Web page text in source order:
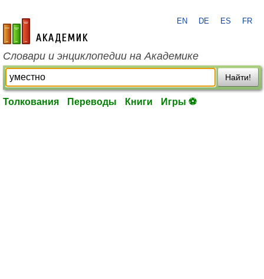
academic.ru
EN DE ES FR
Словари и энциклопедии на Академике
Найти!
Толкования Переводы Книги Игры ⚽